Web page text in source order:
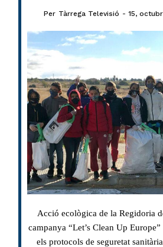
Per Tàrrega Televisió 15,
Acció ecològica de la Regidoria
campanya “Let’s Clean Up
els protocols de seguretat